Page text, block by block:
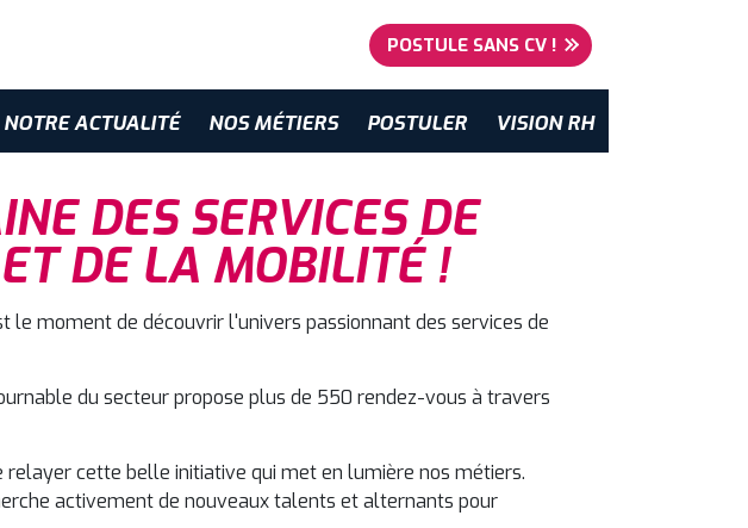
POSTULE SANS CV !
NOTRE ACTUALITÉ NOS MÉTIERS POSTULER VISION RH
DES SERVICES DE
DE LA MOBILITÉ !
le moment de découvrir l'univers passionnant des services de
du secteur propose plus de 550 rendez-vous à travers
relayer cette belle initiative qui met en lumière nos métiers.
activement de nouveaux talents et alternants pour